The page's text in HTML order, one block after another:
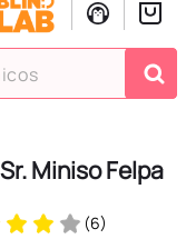
Miniso Felpa
(6)